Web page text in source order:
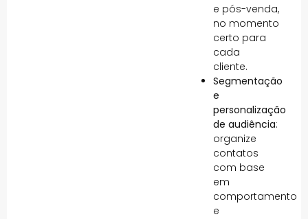
e pós-venda,
no momento
certo para
cada
cliente.
Segmentação
e
personalização
de audiência:
organize
contatos
com base
em
comportamento
e